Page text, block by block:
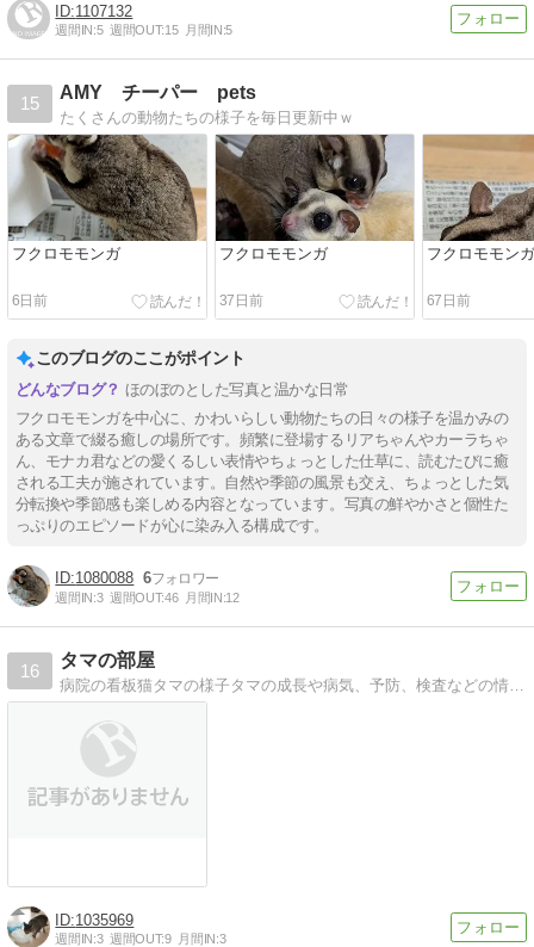
1107132
週間IN:5 週間OUT:15 月間IN:5
15
AMY チーパー pets
たくさんの動物たちの様子を毎日更新中ｗ
フクロモモンガ
6日前
フクロモモンガ
37日前
フクロモモンガ
67日前
このブログのここがポイント
ほのぼのとした写真と温かな日常
フクロモモンガを中心に、かわいらしい動物たちの日々の様子を温かみの
ある文章で綴る癒しの場所です。頻繁に登場するリアちゃんやカーラちゃ
ん、モナカ君などの愛くるしい表情やちょっとした仕草に、読むたびに癒
される工夫が施されています。自然や季節の風景も交え、ちょっとした気
分転換や季節感も楽しめる内容となっています。写真の鮮やかさと個性た
っぷりのエピソードが心に染み入る構成です。
1080088 6
週間IN:3 週間OUT:46 月間IN:12
16
タマの部屋
病院の看板猫タマの様子タマの成長や病気、予防、検査などの情報を載せていきます
1035969
週間IN:3 週間OUT:9 月間IN:3